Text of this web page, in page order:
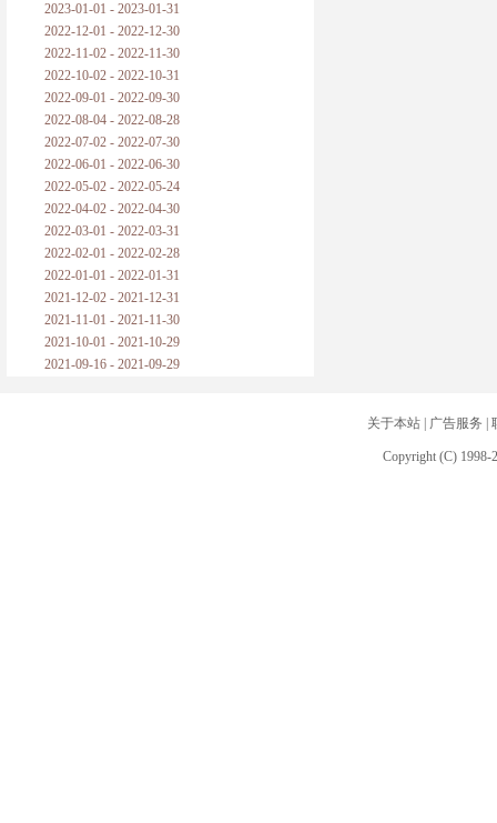
2023-01-01 - 2023-01-31
2022-12-01 - 2022-12-30
2022-11-02 - 2022-11-30
2022-10-02 - 2022-10-31
2022-09-01 - 2022-09-30
2022-08-04 - 2022-08-28
2022-07-02 - 2022-07-30
2022-06-01 - 2022-06-30
2022-05-02 - 2022-05-24
2022-04-02 - 2022-04-30
2022-03-01 - 2022-03-31
2022-02-01 - 2022-02-28
2022-01-01 - 2022-01-31
2021-12-02 - 2021-12-31
2021-11-01 - 2021-11-30
2021-10-01 - 2021-10-29
2021-09-16 - 2021-09-29
关于本站| 广告服务
Copyright (C) 1998-